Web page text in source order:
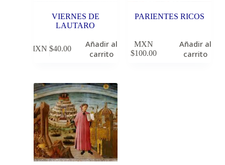
VIERNES DE
LAUTARO
MXN $40.00
Añadir al
carrito
PARIENTES RICOS
MXN
$100.00
Añadir al
carrito